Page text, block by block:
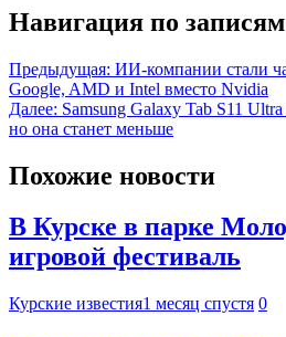
Навигация по записям
Предыдущая: ИИ-компании стали
Google, AMD и Intel вместо Nvidia
Далее: Samsung Galaxy Tab S11
но она станет меньше
Похожие новости
В Курске в парке
игровой фестиваль
Курские известия1 месяц спустя 0